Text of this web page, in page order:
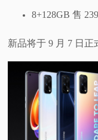
8+128GB 售
新品将于 9 月 7 日正